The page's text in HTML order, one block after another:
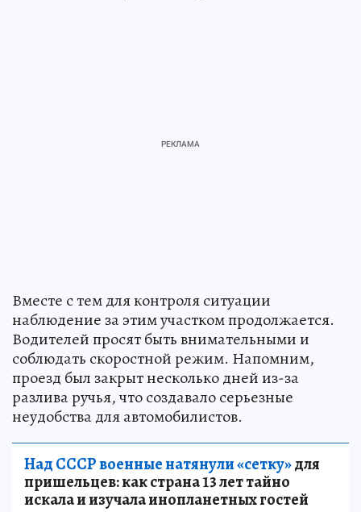
Вместе с тем для контроля ситуации
наблюдение за этим участком продолжается.
Водителей просят быть внимательными и
соблюдать скоростной режим. Напомним,
проезд был закрыт несколько дней из-за
разлива ручья, что создавало серьезные
неудобства для автомобилистов.
Над СССР военные натянули «сетку»для
пришельцев: как страна 13 лет тайно
искала и изучала инопланетных гостей